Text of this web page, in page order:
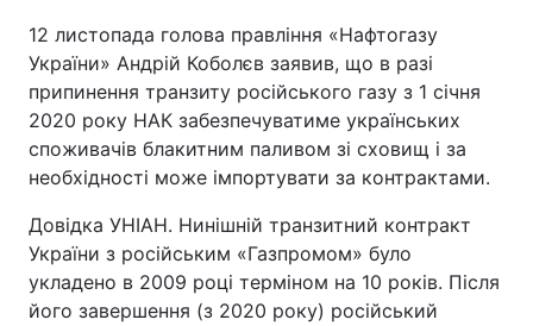
12 листопада голова правління «Нафтогазу
України» Андрій Коболєв заявив, що в разі
припинення транзиту російського газу з 1 січня
2020 року НАК забезпечуватиме українських
споживачів блакитним паливом зі сховищ і за
необхідності може імпортувати за контрактами.
Довідка УНІАН. Нинішній транзитний контракт
України з російським «Газпромом» було
укладено в 2009 році терміном на 10 років. Після
його завершення (з 2020 року) російський